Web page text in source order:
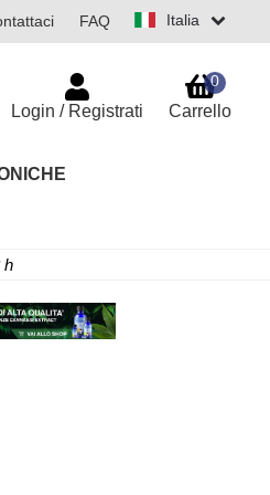
Italia
FAQ
Login / Registrati Carrello
0
h